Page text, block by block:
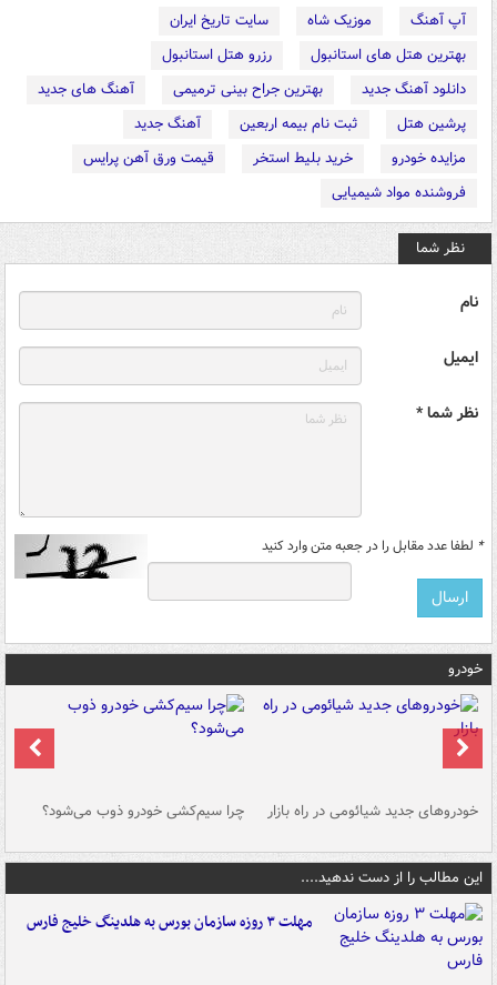
آپ آهنگ موزیک شاه
سایت تاریخ ایران
بهترین هتل های استانبول
رزرو هتل استانبول
دانلود آهنگ جدید
بهترین جراح بینی ترمیمی
آهنگ های جدید
پرشین هتل
ثبت نام بیمه اربعین
آهنگ جدید
مزایده خودرو
خرید بلیط استخر
قیمت ورق آهن پرایس
فروشنده مواد شیمیایی
نظر شما
نام
ایمیل
نظر شما *
* لطفا عدد مقابل را در جعبه متن وارد کنید
خودرو
خودروهای جدید شیائومی در راه بازار چرا سیم‌کشی خودرو ذوب می‌شود؟
این مطالب را از دست ندهید....
مهلت ۳ روزه سازمان بورس به هلدینگ خلیج فارس